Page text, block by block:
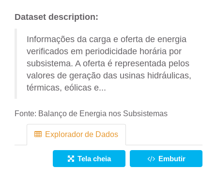
Dataset description:
Informações da carga e oferta de energia
verificados em periodicidade horária por
subsistema. A oferta é representada pelos
valores de geração das usinas hidráulicas,
térmicas, eólicas e...
Fonte: Balanço de Energia nos Subsistemas
Explorador de Dados
Tela cheia Embutir